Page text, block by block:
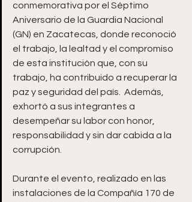
conmemorativa por el Séptimo
Aniversario de la Guardia Nacional
(GN) en Zacatecas, donde reconoció
el trabajo, la lealtad y el compromiso
de esta institución que, con su
trabajo, ha contribuido a recuperar la
paz y seguridad del país.  Además,
exhortó a sus integrantes a
desempeñar su labor con honor,
responsabilidad y sin dar cabida a la
corrupción.
Durante el evento, realizado en las
instalaciones de la Compañía 170 de